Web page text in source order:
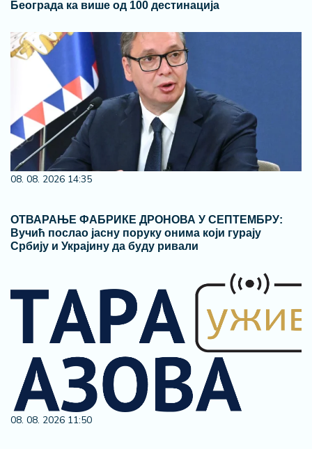
Београда ка више од 100 дестинација
08. 08. 2026 14:35
ОТВАРАЊЕ ФАБРИКЕ ДРОНОВА У СЕПТЕМБРУ:
Вучић послао јасну поруку онима који гурају
Србију и Украјину да буду ривали
08. 08. 2026 11:50